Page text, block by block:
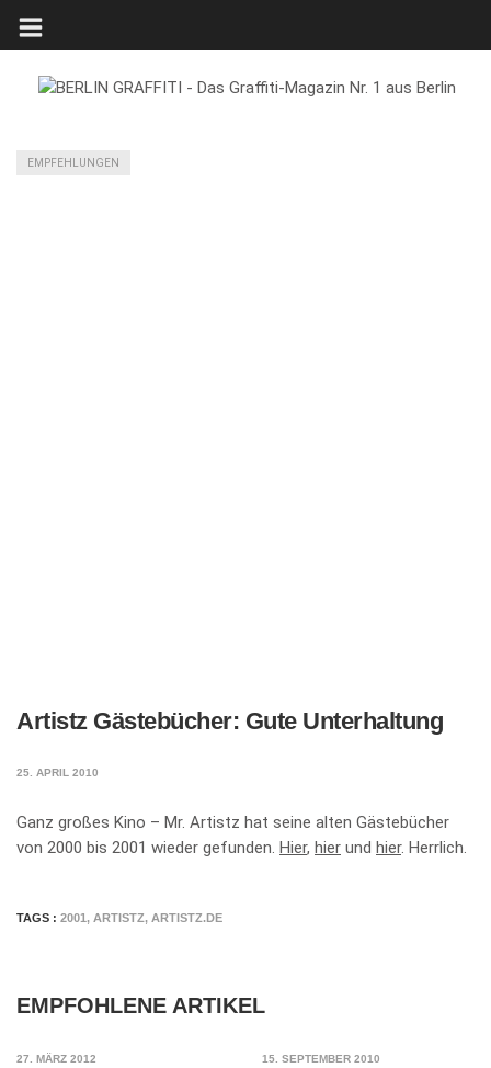
EMPFEHLUNGEN
Artistz Gästebücher: Gute Unterhaltung
25. APRIL 2010
Ganz großes Kino – Mr. Artistz hat seine alten Gästebücher
von 2000 bis 2001 wieder gefunden. Hier, hier und hier. Herrlich.
TAGS : 2001, ARTISTZ, ARTISTZ.DE
EMPFOHLENE ARTIKEL
27. MÄRZ 2012 15. SEPTEMBER 2010